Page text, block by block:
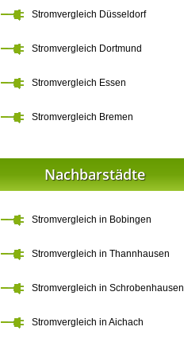
Stromvergleich Düsseldorf
Stromvergleich Dortmund
Stromvergleich Essen
Stromvergleich Bremen
Nachbarstädte
Stromvergleich in Bobingen
Stromvergleich in Thannhausen
Stromvergleich in Schrobenhausen
Stromvergleich in Aichach